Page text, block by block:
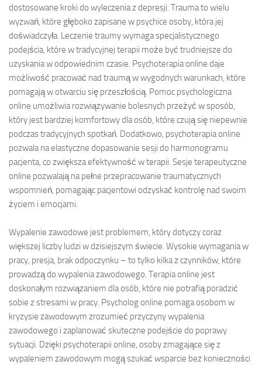
dostosowane kroki do wyleczenia z depresji. Trauma to wielu
wyzwań, które głęboko zapisane w psychice osoby, która jej
doświadczyła. Leczenie traumy wymaga specjalistycznego
podejścia, które w tradycyjnej terapii może być trudniejsze do
uzyskania w odpowiednim czasie. Psychoterapia online daje
możliwość pracować nad traumą w wygodnych warunkach, które
pomagają w otwarciu się przeszłością. Pomoc psychologiczna
online umożliwia rozwiązywanie bolesnych przeżyć w sposób,
który jest bardziej komfortowy dla osób, które czują się niepewnie
podczas tradycyjnych spotkań. Dodatkowo, psychoterapia online
pozwala na elastyczne dopasowanie sesji do harmonogramu
pacjenta, co zwiększa efektywność w terapii. Sesje terapeutyczne
online pozwalają na pełne przepracowanie traumatycznych
wspomnień, pomagając pacjentowi odzyskać kontrolę nad swoim
życiem i emocjami.
Wypalenie zawodowe jest problemem, który dotyczy coraz
większej liczby ludzi w dzisiejszym świecie. Wysokie wymagania w
pracy, presja, brak odpoczynku – to tylko kilka z czynników, które
prowadzą do wypalenia zawodowego. Terapia online jest
doskonałym rozwiązaniem dla osób, które nie potrafią poradzić
sobie z stresami w pracy. Psycholog online pomaga osobom w
kryzysie zawodowym zrozumieć przyczyny wypalenia
zawodowego i zaplanować skuteczne podejście do poprawy
sytuacji. Dzięki psychoterapii online, osoby zmagające się z
wypaleniem zawodowym mogą szukać wsparcie bez konieczności